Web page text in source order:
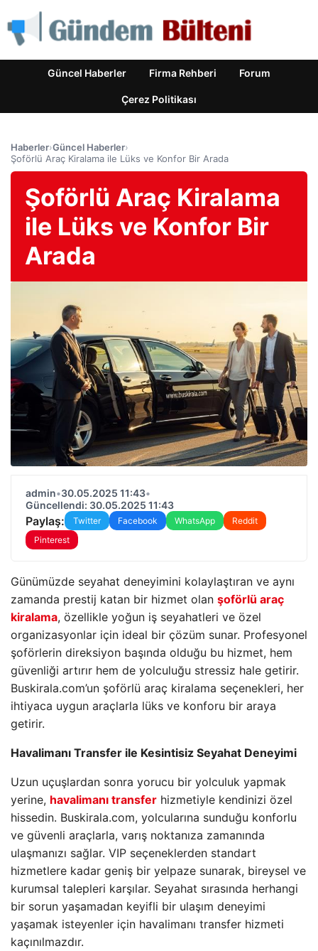
Güncel Haberler Firma Rehberi Forum
Çerez Politikası
Haberler›Güncel Haberler›
Şoförlü Araç Kiralama ile Lüks ve Konfor Bir Arada
Şoförlü Araç Kiralama
ile Lüks ve Konfor Bir
Arada
admin•30.05.2025 11:43•
Güncellendi: 30.05.2025 11:43
Paylaş: Twitter Facebook WhatsApp
Reddit
Pinterest
Günümüzde seyahat deneyimini kolaylaştıran ve aynı
zamanda prestij katan bir hizmet olan şoförlü araç
kiralama, özellikle yoğun iş seyahatleri ve özel
organizasyonlar için ideal bir çözüm sunar. Profesyonel
şoförlerin direksiyon başında olduğu bu hizmet, hem
güvenliği artırır hem de yolculuğu stressiz hale getirir.
Buskirala.com’un şoförlü araç kiralama seçenekleri, her
ihtiyaca uygun araçlarla lüks ve konforu bir araya
getirir.
Havalimanı Transfer ile Kesintisiz Seyahat Deneyimi
Uzun uçuşlardan sonra yorucu bir yolculuk yapmak
yerine, havalimanı transfer hizmetiyle kendinizi özel
hissedin. Buskirala.com, yolcularına sunduğu konforlu
ve güvenli araçlarla, varış noktanıza zamanında
ulaşmanızı sağlar. VIP seçeneklerden standart
hizmetlere kadar geniş bir yelpaze sunarak, bireysel ve
kurumsal talepleri karşılar. Seyahat sırasında herhangi
bir sorun yaşamadan keyifli bir ulaşım deneyimi
yaşamak isteyenler için havalimanı transfer hizmeti
kaçınılmazdır.